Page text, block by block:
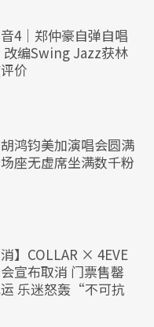
4｜郑仲豪自弹自唱
改编Swing Jazz获林
价
鸿钧美加演唱会圆满
座无虚席坐满数千粉
消】COLLAR × 4EVE
宣布取消 门票售罄
乐迷怒轰“不可抗